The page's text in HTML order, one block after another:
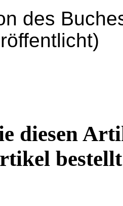
des
diesen